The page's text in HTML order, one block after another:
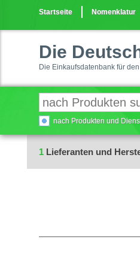
Startseite Nomenklatur
Die
Die Einkaufsdatenbank für
nach Produkten und
1 Lieferanten und